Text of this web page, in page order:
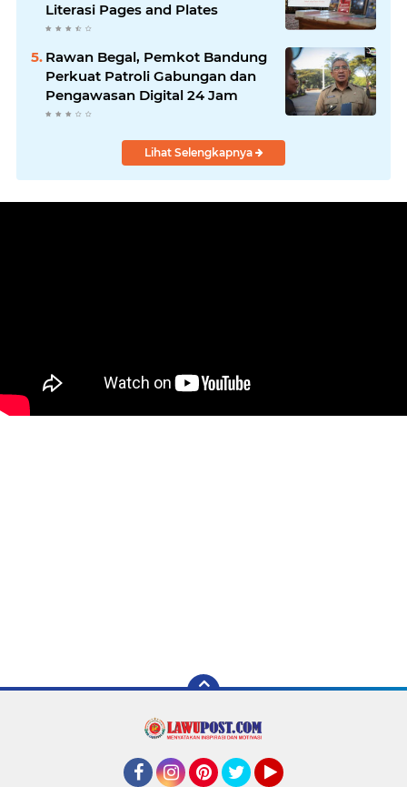
Literasi Pages and Plates
Rawan Begal, Pemkot Bandung
Perkuat Patroli Gabungan dan
Pengawasan Digital 24 Jam
Lihat Selengkapnya